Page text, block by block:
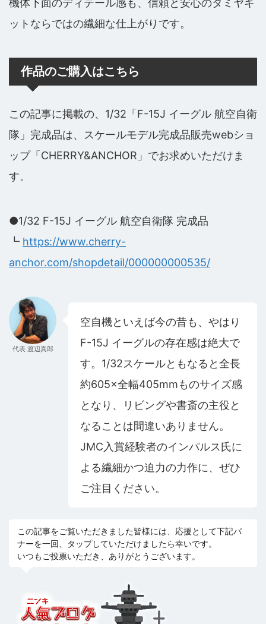
機体下面のディテール感も、信頼と安心のタミヤキ
ットならではの繊細な仕上がりです。
作品のご購入はこちら
この記事に掲載の、1/32「F-15J イーグル 航空自衛
隊」完成品は、スケールモデル完成品販売webショ
ップ「CHERRY&ANCHOR」でお求めいただけま
す。
●1/32 F-15J イーグル 航空自衛隊 完成品
┗ https://www.cherry-
anchor.com/shopdetail/000000000535/
代表 渡辺真郎
空自機といえば今の昔も、やはり
F-15J イーグルの存在感は絶大で
す。1/32スケールともなると全長
約605×全幅405mmものサイズ感
となり、リビングや書斎の主役と
なることは間違いありません。
JMC入賞経験者のインパルス氏に
よる繊細かつ迫力の力作に、ぜひ
ご注目ください。
この記事をご覧いただきました皆様には、応援として下記バ
ナーを一回、タップしていただけましたら幸いです。
いつもご投票いただき、ありがとうございます。